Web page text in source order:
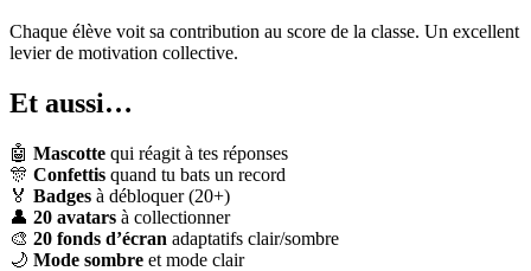
Chaque élève voit sa contribution au score de la classe. Un excellent
levier de motivation collective.
Et aussi…
🤖 Mascotte qui réagit à tes réponses
🎊 Confettis quand tu bats un record
🏅 Badges à débloquer (20+)
👤 20 avatars à collectionner
🎨 20 fonds d’écran adaptatifs clair/sombre
🌙 Mode sombre et mode clair